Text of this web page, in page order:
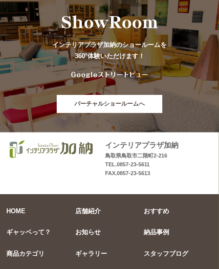
インテリアプラザ加納のショールームを
360°体験いただけます！
バーチャルショールームへ
インテリアプラザ加納
鳥取県鳥取市二階町2-216
TEL.0857-23-5611
FAX.0857-23-5613
HOME 店舗紹介 おすすめ
ギャッベって？ お知らせ 納品事例
商品カテゴリ ギャラリー スタッフブログ